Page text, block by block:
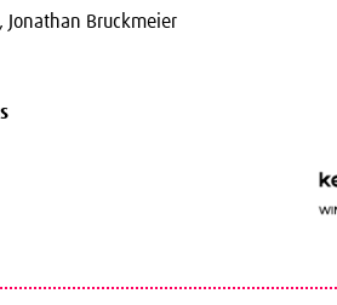
Jonathan Bruckmeier